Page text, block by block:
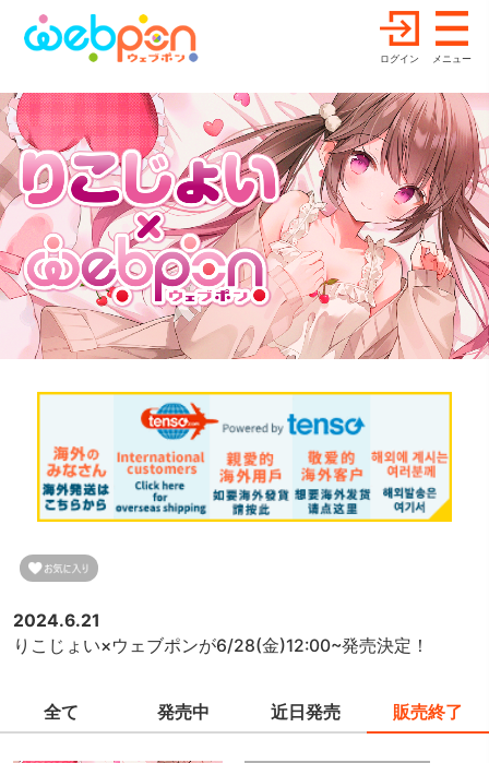
ログイン メニュー
2024.6.21
りこじょい×ウェブポンが6/28(金)12:00~発売決定！
全て 発売中 近日発売 販売終了